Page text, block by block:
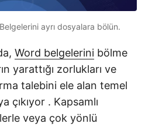
ayrı dosyalara bölün.
Word belgelerini bölme
yarattığı zorlukları ve
talebini ele alan temel
çıkıyor . Kapsamlı
veya çok yönlü